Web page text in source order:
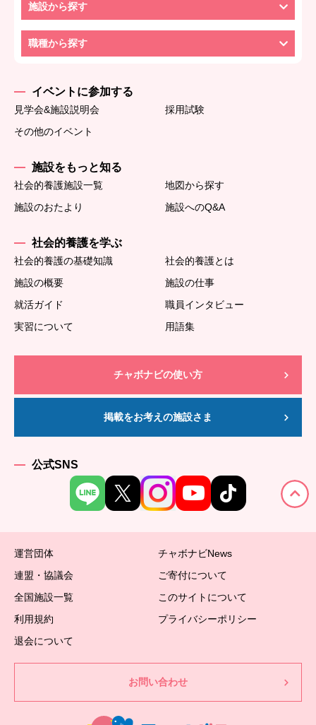
施設から探す
職種から探す
イベントに参加する
見学会&施設説明会
採用試験
その他のイベント
施設をもっと知る
社会的養護施設一覧
地図から探す
施設のおたより
施設へのQ&A
社会的養護を学ぶ
社会的養護の基礎知識
社会的養護とは
施設の概要
施設の仕事
就活ガイド
職員インタビュー
実習について
用語集
チャボナビの使い方
掲載をお考えの施設さま
公式SNS
運営団体
チャボナビNews
連盟・協議会
ご寄付について
全国施設一覧
このサイトについて
利用規約
プライバシーポリシー
退会について
お問い合わせ